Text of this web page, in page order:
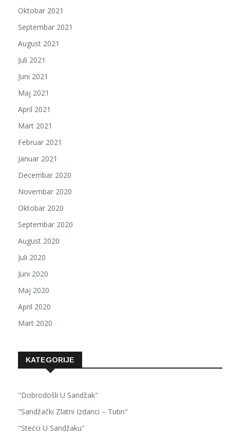
Oktobar 2021
Septembar 2021
August 2021
Juli 2021
Juni 2021
Maj 2021
April 2021
Mart 2021
Februar 2021
Januar 2021
Decembar 2020
Novembar 2020
Oktobar 2020
Septembar 2020
August 2020
Juli 2020
Juni 2020
Maj 2020
April 2020
Mart 2020
KATEGORIJE
"Dobrodošli U Sandžak"
"Sandžački Zlatni Izdanci – Tutin"
"Stećci U Sandžaku"